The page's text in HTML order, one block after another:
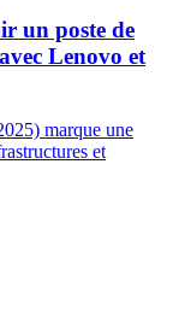
un poste de
Lenovo et
marque une
et